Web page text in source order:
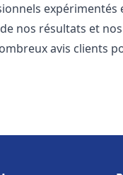
nos résultats et
avis clients